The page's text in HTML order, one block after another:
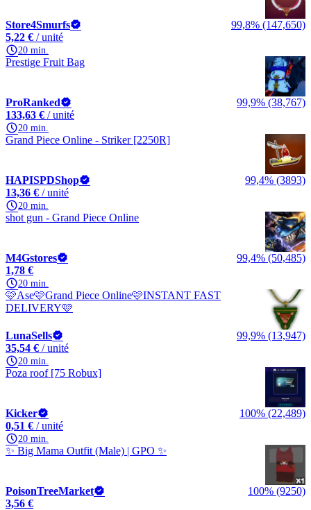
Store4Smurfs
99,8% (147,650)
5,22 € / unité
20 min.
Prestige Fruit Bag
ProRanked
99,9% (38,767)
133,63 € / unité
20 min.
Grand Piece Online - Striker [2250R]
HAPISPDShop
99,4% (3893)
13,36 € / unité
20 min.
shot gun - Grand Piece Online
M4Gstores
99,4% (50,485)
1,78 €
20 min.
🩷Ase🩷Grand Piece Online🩷INSTANT FAST
DELIVERY🩷
LunaSells
99,9% (13,947)
35,54 € / unité
20 min.
Poza roof [75 Robux]
Kicker
100% (22,489)
0,51 € / unité
20 min.
✨ Big Mama Outfit (Male) | GPO ✨
PoisonTreeMarket
100% (9250)
3,56 €